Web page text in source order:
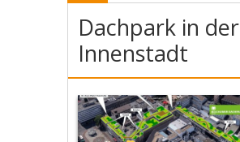
Dachpark in der
Innenstadt